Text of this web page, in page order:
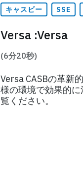
キャスビー SSE
Versa :Versa
(6分20秒)
Versa CASBの革新
様の環境で効果的
覧ください。